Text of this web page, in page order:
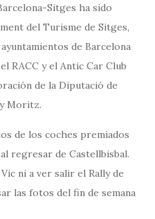
Sitges ha sido
del Turisme de Sitges,
de Barcelona
RACC y el Antic Car Club
de la Diputació de
Moritz.
de los coches premiados
regresar de Castellbisbal.
ni a ver salir el Rally de
las fotos del fin de semana